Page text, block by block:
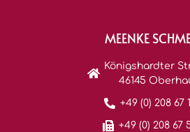
MEENKE
Königshardter
46145
+49 (0) 208 67
+49 (0) 208 67